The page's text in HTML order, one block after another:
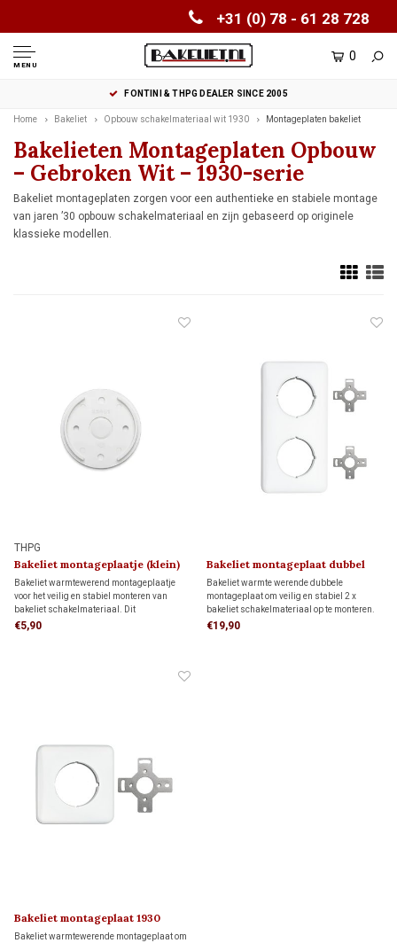
+31 (0) 78 - 61 28 728
MENU
0
FONTINI & THPG DEALER SINCE 2005
Home Bakeliet Opbouw schakelmateriaal wit 1930 Montageplaten bakeliet
Bakelieten Montageplaten Opbouw
– Gebroken Wit – 1930-serie
Bakeliet montageplaten zorgen voor een authentieke en stabiele montage
van jaren ’30 opbouw schakelmateriaal en zijn gebaseerd op originele
klassieke modellen.
THPG
Bakeliet montageplaatje (klein)
1930
Bakeliet warmtewerend montageplaatje
voor het veilig en stabiel monteren van
bakeliet schakelmateriaal. Dit
montageplaatje is uitsluitend geschikt voor
€5,90
Bakeliet montageplaat dubbel
1930
Bakeliet warmte werende dubbele
montageplaat om veilig en stabiel 2 x
bakeliet schakelmateriaal op te monteren.
Deze montageplaat past door de
€19,90
Bakeliet montageplaat 1930
Bakeliet warmtewerende montageplaat om